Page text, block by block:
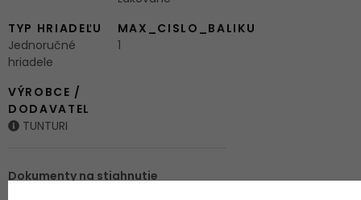
TYP HRIADEĽU
Jednoručné
hriadele
MAX_CISLO_BALIKU
1
VÝROBCE /
DODAVATEL
TUNTURI
Dokumenty na stiahnutie